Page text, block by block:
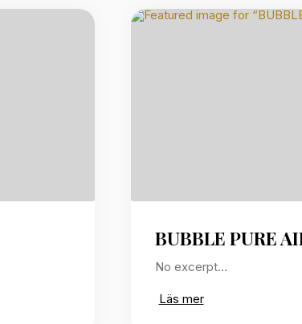
BUBBLE PURE
No excerpt…
Läs mer